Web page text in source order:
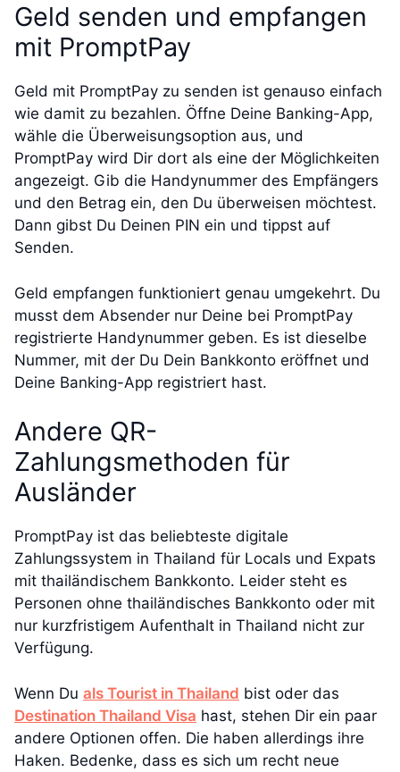
Geld senden und empfangen
mit PromptPay
Geld mit PromptPay zu senden ist genauso einfach
wie damit zu bezahlen. Öffne Deine Banking-App,
wähle die Überweisungsoption aus, und
PromptPay wird Dir dort als eine der Möglichkeiten
angezeigt. Gib die Handynummer des Empfängers
und den Betrag ein, den Du überweisen möchtest.
Dann gibst Du Deinen PIN ein und tippst auf
Senden.
Geld empfangen funktioniert genau umgekehrt. Du
musst dem Absender nur Deine bei PromptPay
registrierte Handynummer geben. Es ist dieselbe
Nummer, mit der Du Dein Bankkonto eröffnet und
Deine Banking-App registriert hast.
Andere QR-
Zahlungsmethoden für
Ausländer
PromptPay ist das beliebteste digitale
Zahlungssystem in Thailand für Locals und Expats
mit thailändischem Bankkonto. Leider steht es
Personen ohne thailändisches Bankkonto oder mit
nur kurzfristigem Aufenthalt in Thailand nicht zur
Verfügung.
Wenn Du als Tourist in Thailand bist oder das
Destination Thailand Visa hast, stehen Dir ein paar
andere Optionen offen. Die haben allerdings ihre
Haken. Bedenke, dass es sich um recht neue